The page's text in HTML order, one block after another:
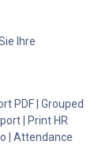
Ihre
PDF | Grouped
| Print HR
| Attendance